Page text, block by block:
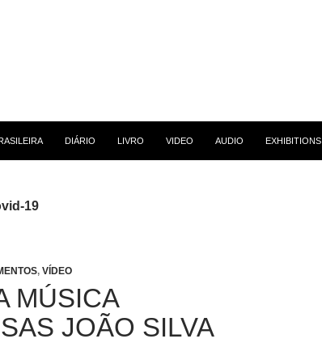
DIÁRIO LIVRO VIDEO AUDIO EXHIBITIONS
19
, VÍDEO
MÚSICA
JOÃO SILVA